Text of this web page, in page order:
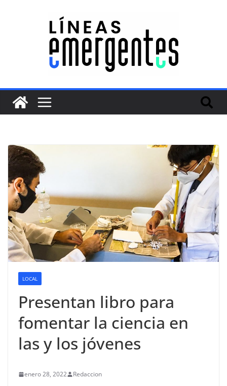
LOCAL
Presentan libro para
fomentar la ciencia en
las y los jóvenes
enero 28, 2022 Redaccion